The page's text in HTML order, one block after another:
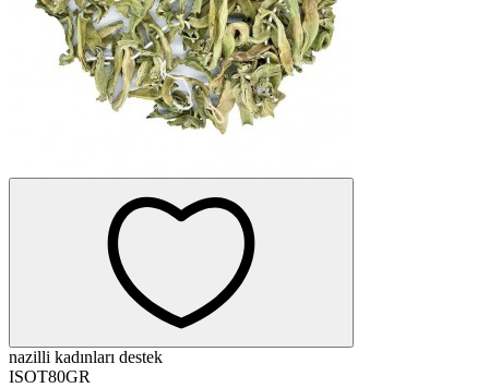
nazilli kadınları destek
ISOT80GR